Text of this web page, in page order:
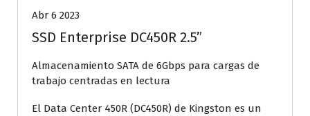
Abr 6 2023
SSD Enterprise DC450R 2.5”
Almacenamiento SATA de 6Gbps para cargas de
trabajo centradas en lectura
El Data Center 450R (DC450R) de Kingston es un